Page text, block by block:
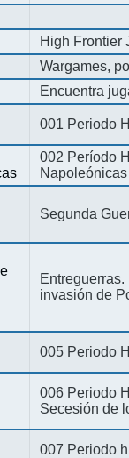
High Frontier
Wargames,
Encuentra
001 Periodo
002 Período
Napoleónicas
Segunda
invasión de
005 Periodo
006 Periodo
Secesión de
007 Periodo